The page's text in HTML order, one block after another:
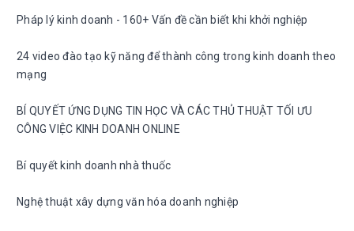
Pháp lý kinh doanh - 160+ Vấn đề cần biết khi khởi nghiệp
24 video đào tạo kỹ năng để thành công trong kinh doanh theo
mạng
BÍ QUYẾT ỨNG DỤNG TIN HỌC VÀ CÁC THỦ THUẬT TỐI ƯU
CÔNG VIỆC KINH DOANH ONLINE
Bí quyết kinh doanh nhà thuốc
Nghệ thuật xây dựng văn hóa doanh nghiệp